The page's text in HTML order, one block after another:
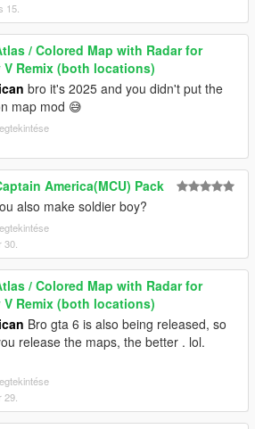
15.
/ Colored Map with Radar for
Remix (both locations)
bro it's 2025 and you didn't put the
map mod 😅
America(MCU) Pack
also make soldier boy?
/ Colored Map with Radar for
Remix (both locations)
Bro gta 6 is also being released, so
release the maps, the better . lol.